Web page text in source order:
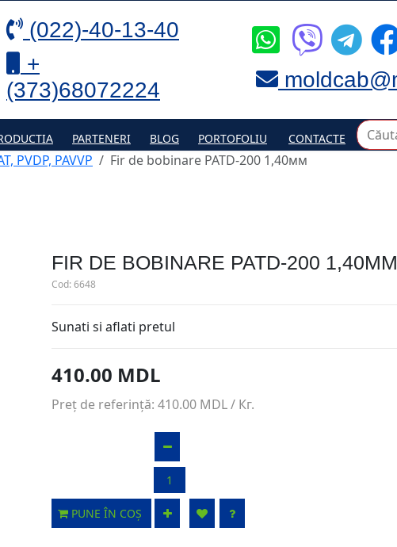
(022)-40-13-40
+
(373)68072224
PARTENERI BLOG PORTOFOLIU CONTACTE
PVDP, PAVVP Fir de bobinare PATD-200 1,40мм
FIR DE BOBINARE PATD-200 1,40ММ
Cod:6648
Sunati si aflati pretul
410.00 MDL
Preț de referință: 410.00 MDL/ Кг.
PUNE ÎN COȘ